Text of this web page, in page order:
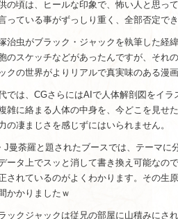
の頃は、ヒールな印象で、怖い人と思っ
っている事がずっしり重く、全部否定で
治虫がブラック・ジャックを執筆した経
のスケッチなどがあったんですが、それ
クの世界がよりリアルで真実味のある漫
では、CGさらにはAIで人体解剖図をイ
雑に絡まる人体の中身を、今どこを見せ
の凄まじさを感じずにはいられません。
J曼荼羅と題されたブースでは、テーマに
ータ上でスッと消して書き換え可能なの
されているのがよくわかります。その生
かかりましたｗ
ックジャックは従兄の部屋に山積みにさ